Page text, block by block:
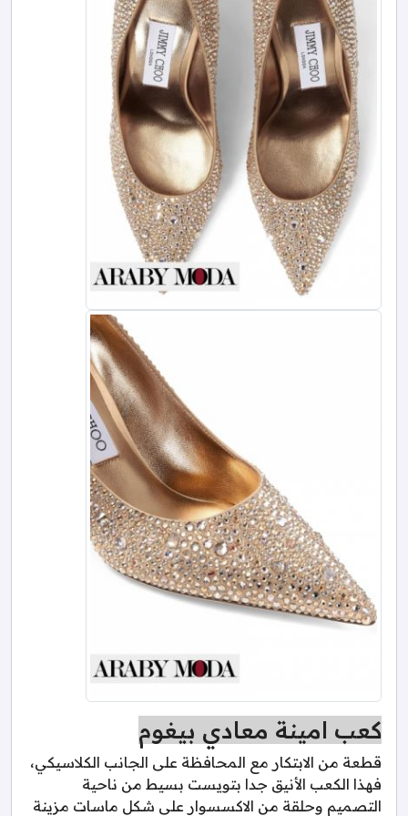
كعب امينة معادي بيغوم
قطعة من الابتكار مع المحافظة على الجانب الكلاسيكي،
فهذا الكعب الأنيق جدا بتويست بسيط من ناحية
التصميم وحلقة من الاكسسوار على شكل ماسات مزينة